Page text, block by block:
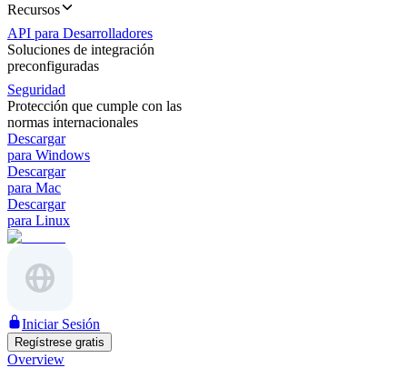
Recursos
API para Desarrolladores
Soluciones de integración
preconfiguradas
Seguridad
Protección que cumple con las
normas internacionales
Descargar
para Windows
Descargar
para Mac
Descargar
para Linux
Iniciar Sesión
Regístrese gratis
Overview